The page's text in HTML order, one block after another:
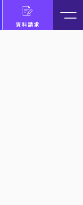
資料請求